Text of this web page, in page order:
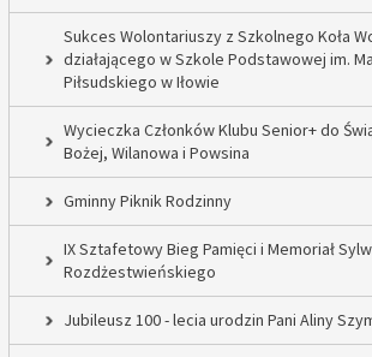
Sukces Wolontariuszy z Szkolnego Koła
działającego w Szkole Podstawowej im.
Piłsudskiego w Iłowie
Wycieczka Członków Klubu Senior+ do
Bożej, Wilanowa i Powsina
Gminny Piknik Rodzinny
IX Sztafetowy Bieg Pamięci i Memoriał
Rozdżestwieńskiego
Jubileusz 100 - lecia urodzin Pani Aliny